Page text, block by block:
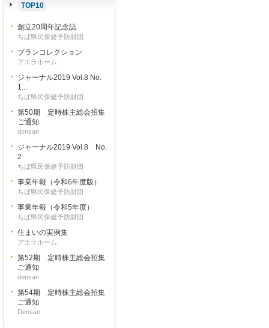
TOP10
創立20周年記念誌
ちば県民保健予防財団
プランコレクション
アエラホーム
ジャーナル2019 Vol.8 No.
1...
ちば県民保健予防財団
第50期 定時株主総会招集
ご通知
densan
ジャーナル2019 Vol.8 No.
2
ちば県民保健予防財団
事業年報（令和6年度版）
ちば県民保健予防財団
事業年報（令和5年度）
ちば県民保健予防財団
住まいの実例集
アエラホーム
第52期 定時株主総会招集
ご通知
densan
第54期 定時株主総会招集
ご通知
Densan